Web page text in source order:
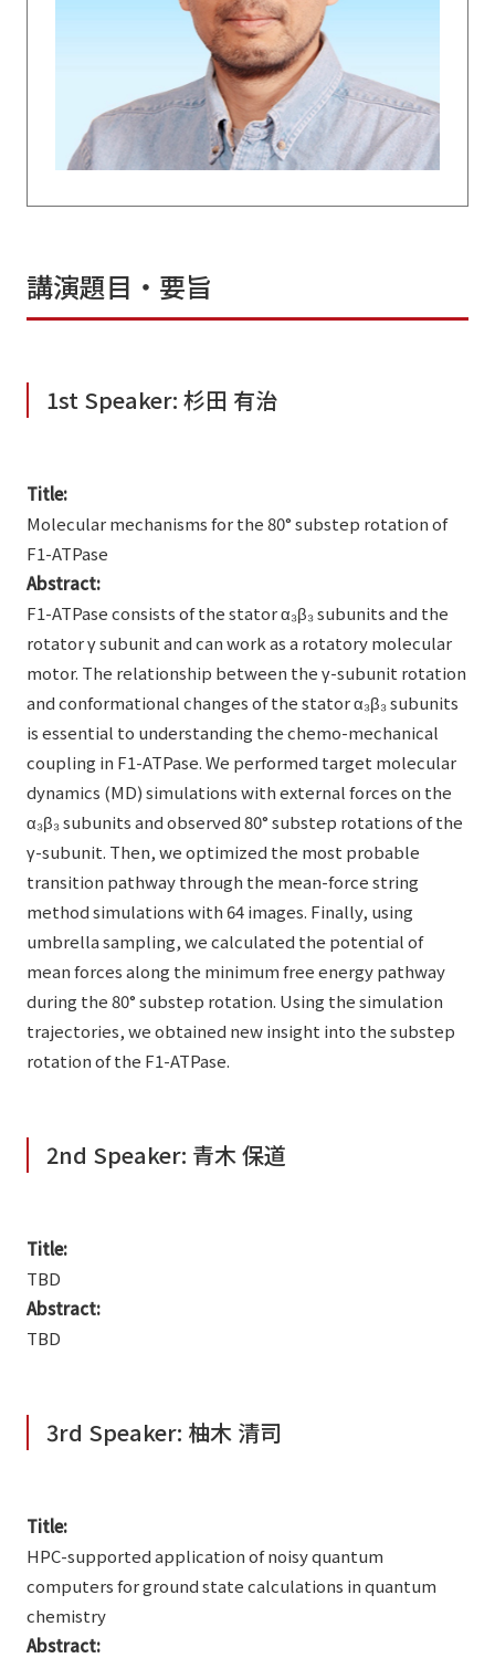
講演題目・要旨
1st Speaker: 杉田 有治
Title:
Molecular mechanisms for the 80° substep rotation of
F1-ATPase
Abstract:
F1-ATPase consists of the stator α₃β₃ subunits and the
rotator γ subunit and can work as a rotatory molecular
motor. The relationship between the γ-subunit rotation
and conformational changes of the stator α₃β₃ subunits
is essential to understanding the chemo-mechanical
coupling in F1-ATPase. We performed target molecular
dynamics (MD) simulations with external forces on the
α₃β₃ subunits and observed 80° substep rotations of the
γ-subunit. Then, we optimized the most probable
transition pathway through the mean-force string
method simulations with 64 images. Finally, using
umbrella sampling, we calculated the potential of
mean forces along the minimum free energy pathway
during the 80° substep rotation. Using the simulation
trajectories, we obtained new insight into the substep
rotation of the F1-ATPase.
2nd Speaker: 青木 保道
Title:
TBD
Abstract:
TBD
3rd Speaker: 柚木 清司
Title:
HPC-supported application of noisy quantum
computers for ground state calculations in quantum
chemistry
Abstract: